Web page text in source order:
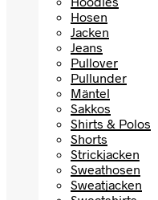
Hosen
Jacken
Jeans
Pullover
Pullunder
Mäntel
Sakkos
Shirts & Polos
Shorts
Strickjacken
Sweathosen
Sweatjacken